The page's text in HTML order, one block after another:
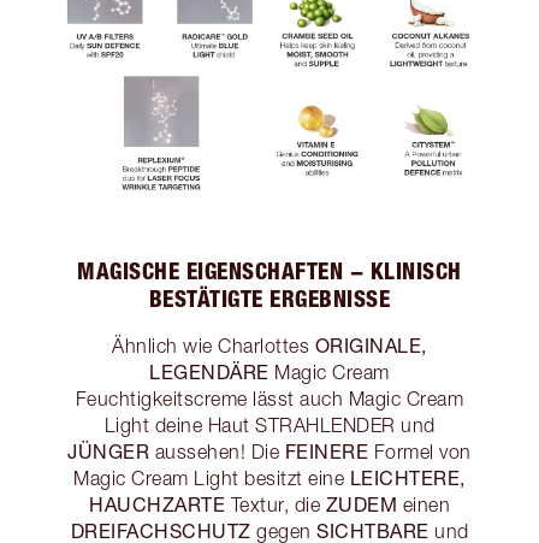
MAGISCHE EIGENSCHAFTEN − KLINISCH
BESTÄTIGTE ERGEBNISSE
Ähnlich wie Charlottes ORIGINALE,
LEGENDÄRE Magic Cream
Feuchtigkeitscreme lässt auch Magic Cream
Light deine Haut STRAHLENDER und
JÜNGER aussehen! Die FEINERE Formel von
Magic Cream Light besitzt eine LEICHTERE,
HAUCHZARTE Textur, die ZUDEM einen
DREIFACHSCHUTZ gegen SICHTBARE und